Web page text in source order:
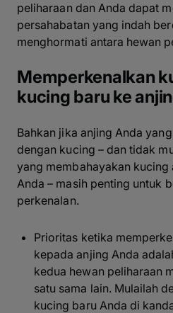
peliharaan dan Anda dapat
persahabatan yang indah
menghormati antara hewan
Memperkenalkan
kucing baru ke
Bahkan jika anjing Anda
dengan kucing – dan tidak
yang membahayakan
Anda – masih penting untuk
perkenalan.
Prioritas ketika
kepada anjing Anda
kedua hewan peliharaan
satu sama lain. Mulailah
kucing baru Anda di